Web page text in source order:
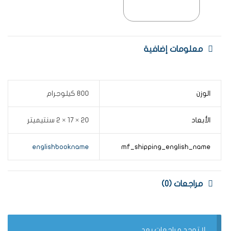
معلومات إضافية
الوزن 800 كيلوجرام
الأبعاد 20 × 17 × 2 سنتيميتر
mf_shipping_english_name
englishbookname
مراجعات (0)